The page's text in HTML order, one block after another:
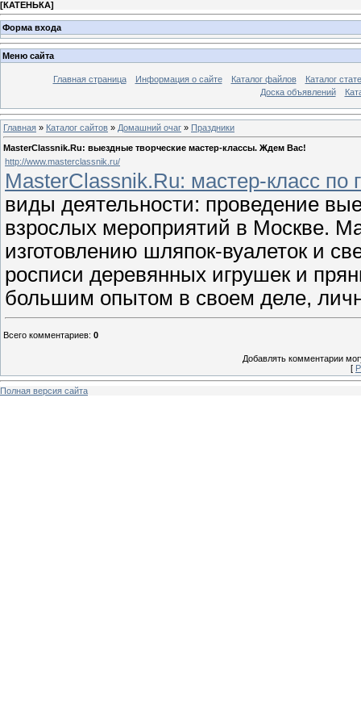
[КАТЕНЬКА]
Форма входа
Меню сайта
Главная страница Информация о сайте Каталог файлов
Каталог
Доска объявлений
Главная » Каталог сайтов » Домашний очаг » Праздники
MasterClassnik.Ru: выездные творческие мастер-классы. Ждем Вас!
http://www.masterclassnik.ru/
MasterClassnik.Ru: мастер-класс
виды деятельности: проведение
взрослых мероприятий в Москве.
изготовлению шляпок-вуалеток и
росписи деревянных игрушек и
большим опытом в своем деле,
Всего комментариев: 0
Добавлять комментарии
[
Полная версия сайта